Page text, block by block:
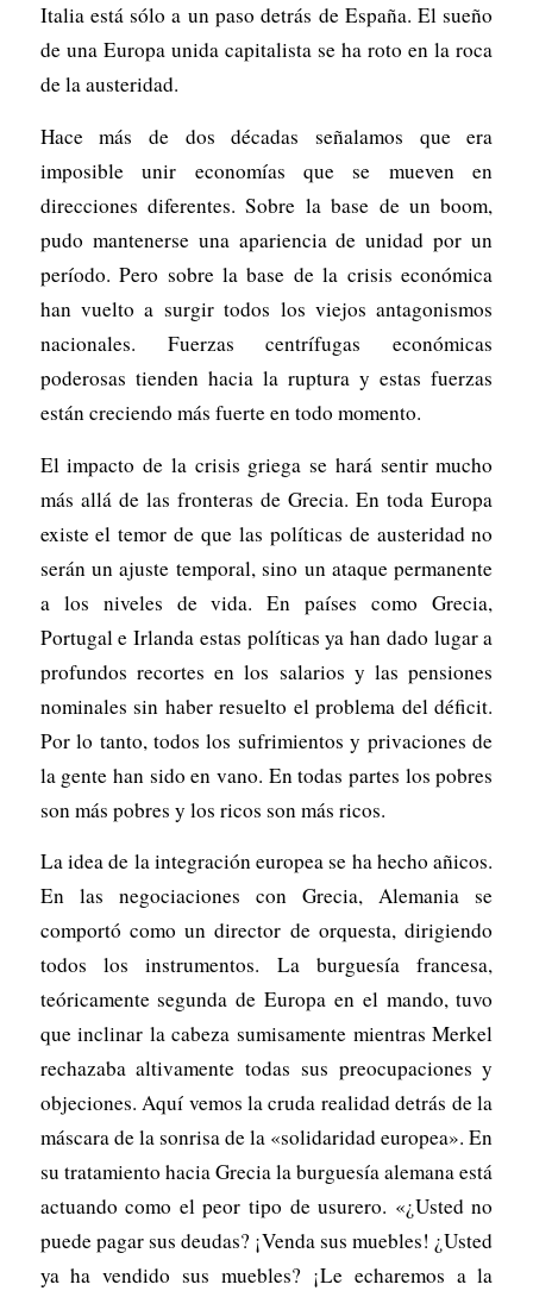
Italia está sólo a un paso detrás de España. El sueño
de una Europa unida capitalista se ha roto en la roca
de la austeridad.
Hace más de dos décadas señalamos que era
imposible unir economías que se mueven en
direcciones diferentes. Sobre la base de un boom,
pudo mantenerse una apariencia de unidad por un
período. Pero sobre la base de la crisis económica
han vuelto a surgir todos los viejos antagonismos
nacionales. Fuerzas centrífugas económicas
poderosas tienden hacia la ruptura y estas fuerzas
están creciendo más fuerte en todo momento.
El impacto de la crisis griega se hará sentir mucho
más allá de las fronteras de Grecia. En toda Europa
existe el temor de que las políticas de austeridad no
serán un ajuste temporal, sino un ataque permanente
a los niveles de vida. En países como Grecia,
Portugal e Irlanda estas políticas ya han dado lugar a
profundos recortes en los salarios y las pensiones
nominales sin haber resuelto el problema del déficit.
Por lo tanto, todos los sufrimientos y privaciones de
la gente han sido en vano. En todas partes los pobres
son más pobres y los ricos son más ricos.
La idea de la integración europea se ha hecho añicos.
En las negociaciones con Grecia, Alemania se
comportó como un director de orquesta, dirigiendo
todos los instrumentos. La burguesía francesa,
teóricamente segunda de Europa en el mando, tuvo
que inclinar la cabeza sumisamente mientras Merkel
rechazaba altivamente todas sus preocupaciones y
objeciones. Aquí vemos la cruda realidad detrás de la
máscara de la sonrisa de la «solidaridad europea». En
su tratamiento hacia Grecia la burguesía alemana está
actuando como el peor tipo de usurero. «¿Usted no
puede pagar sus deudas? ¡Venda sus muebles! ¿Usted
ya ha vendido sus muebles? ¡Le echaremos a la